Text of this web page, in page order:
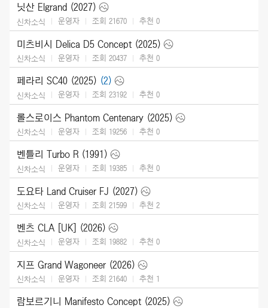
닛산 Elgrand (2027)
신차소식 운영자 조회 21670 추천 0
미츠비시 Delica D5 Concept (2025)
신차소식 운영자 조회 20437 추천 0
페라리 SC40 (2025) (2)
신차소식 운영자 조회 23192 추천 0
롤스로이스 Phantom Centenary (2025)
신차소식 운영자 조회 19256 추천 0
벤틀리 Turbo R (1991)
신차소식 운영자 조회 19385 추천 0
도요타 Land Cruiser FJ (2027)
신차소식 운영자 조회 21599 추천 2
벤츠 CLA [UK] (2026)
신차소식 운영자 조회 19882 추천 0
지프 Grand Wagoneer (2026)
신차소식 운영자 조회 21640 추천 1
람보르기니 Manifesto Concept (2025)